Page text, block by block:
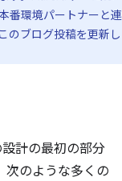
番環境パートナーと連
のブログ投稿を更新し
計の最初の部分
次のような多くの